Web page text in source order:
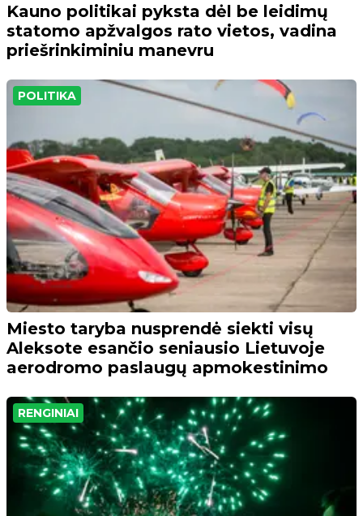
Kauno politikai pyksta dėl be leidimų
statomo apžvalgos rato vietos, vadina
priešrinkiminiu manevru
POLITIKA
Miesto taryba nusprendė siekti visų
Aleksote esančio seniausio Lietuvoje
aerodromo paslaugų apmokestinimo
RENGINIAI